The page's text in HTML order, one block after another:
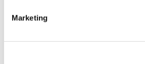
Marketing